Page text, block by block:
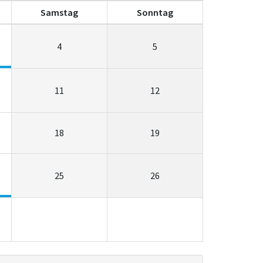
Samstag Sonntag
4 5
11 12
18 19
25 26